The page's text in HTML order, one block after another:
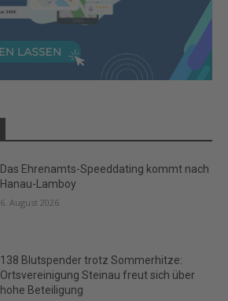
Das Ehrenamts-Speeddating kommt nach
Hanau-Lamboy
6. August 2026
138 Blutspender trotz Sommerhitze:
Ortsvereinigung Steinau freut sich über
hohe Beteiligung